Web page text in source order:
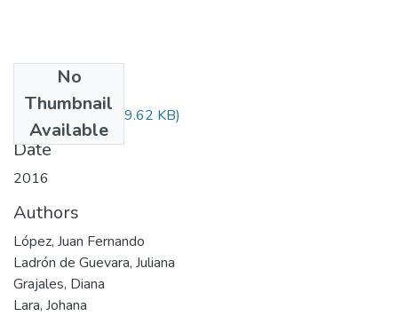
No
Thumbnail
Available
Audiovisual.pdf(29.62 KB)
Date
2016
Authors
López, Juan Fernando
Ladrón de Guevara, Juliana
Grajales, Diana
Lara, Johana